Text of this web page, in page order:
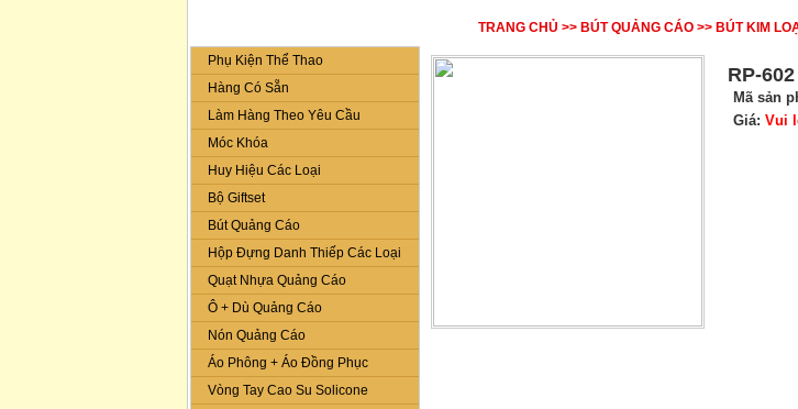
Phụ Kiện Thể Thao
Hàng Có Sẵn
Làm Hàng Theo Yêu Cầu
Móc Khóa
Huy Hiệu Các Loại
Bộ Giftset
Bút Quảng Cáo
Hộp Đựng Danh Thiếp Các Loại
Quạt Nhựa Quảng Cáo
Ô + Dù Quảng Cáo
Nón Quảng Cáo
Áo Phông + Áo Đồng Phục
Vòng Tay Cao Su Solicone
TRANG CHỦ >> BÚT QUẢNG CÁO>> BÚT KIM
RP-602
Mã sản
Giá: Vui